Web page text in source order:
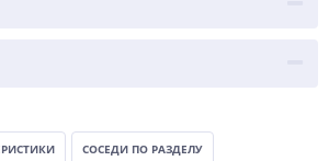
СОСЕДИ ПО РАЗДЕЛУ